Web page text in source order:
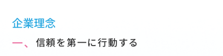
企業理念
一、 信頼を第一に行動する